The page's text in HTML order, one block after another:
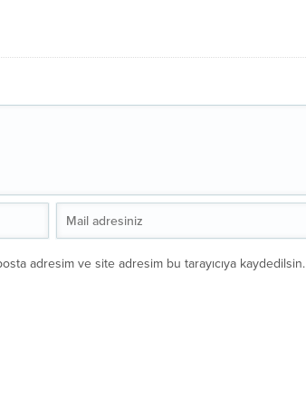
adresim ve site adresim bu tarayıcıya kaydedilsin.